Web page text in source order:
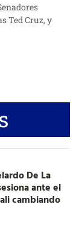
Ted Cruz, y
De La
ante el
cambiando